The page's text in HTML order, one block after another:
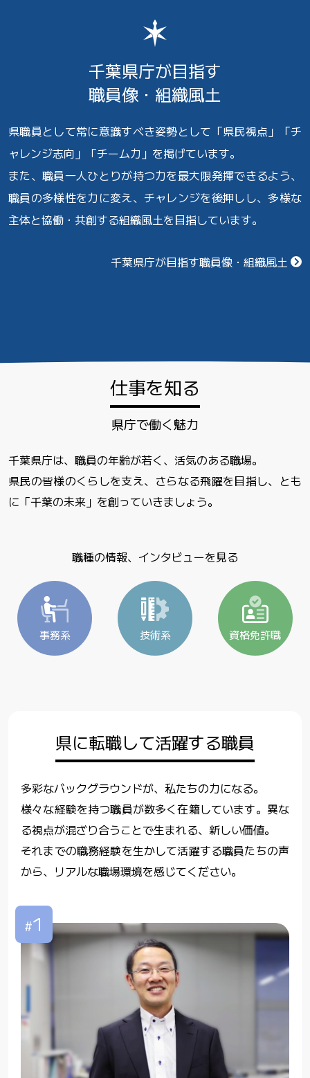
千葉県庁が目指す
職員像・組織風土
県職員として常に意識すべき姿勢として「県民視点」「チ
ャレンジ志向」「チーム力」を掲げています。
また、職員一人ひとりが持つ力を最大限発揮できるよう、
職員の多様性を力に変え、 チャレンジを後押しし、多様な
主体と協働・共創する組織風土を目指しています。
千葉県庁が目指す職員像・組織風土
仕事を知る
県庁で働く魅力
千葉県庁は、職員の年齢が若く、活気のある職場。
県民の皆様のくらしを支え、さらなる飛躍を目指し、とも
に「千葉の未来」を創っていきましょう。
職種の情報、インタビューを見る
事務系 技術系 資格免許職
県に転職して活躍する職員
多彩なバックグラウンドが、私たちの力になる。
様々な経験を持つ職員が数多く在籍しています。異な
る視点が混ざり合うことで生まれる、新しい価値。
それまでの職務経験を生かして活躍する職員たちの声
から、リアルな職場環境を感じてください。
#1